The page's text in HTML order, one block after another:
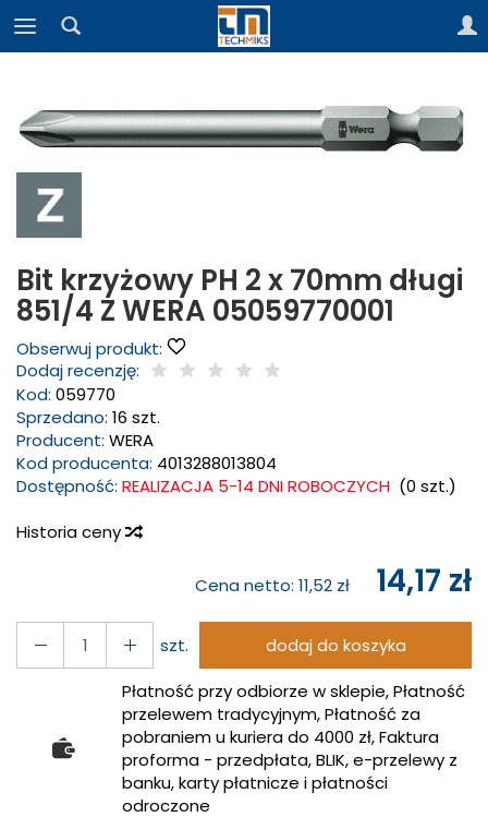
Bit krzyżowy PH 2 x 70mm długi
851/4 Z WERA 05059770001
Obserwuj produkt:
Dodaj recenzję:
Kod: 059770
Sprzedano: 16 szt.
Producent: WERA
Kod producenta: 4013288013804
Dostępność: REALIZACJA 5-14 DNI ROBOCZYCH (0 szt.)
Historia ceny
Cena netto: 11,52 zł 14,17 zł
szt.
dodaj do koszyka
Płatność przy odbiorze w sklepie, Płatność
przelewem tradycyjnym, Płatność za
pobraniem u kuriera do 4000 zł, Faktura
proforma - przedpłata, BLIK, e-przelewy z
banku, karty płatnicze i płatności
odroczone